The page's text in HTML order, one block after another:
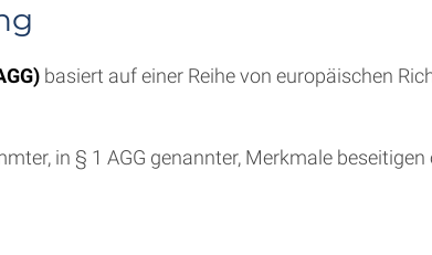
basiert auf einer Reihe von europäischen
in § 1 AGG genannter, Merkmale beseitigen